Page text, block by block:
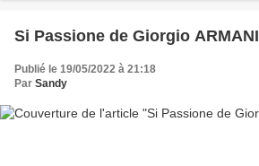
Si Passione de Giorgio ARMANI
Publié le 19/05/2022 à 21:18
Par Sandy